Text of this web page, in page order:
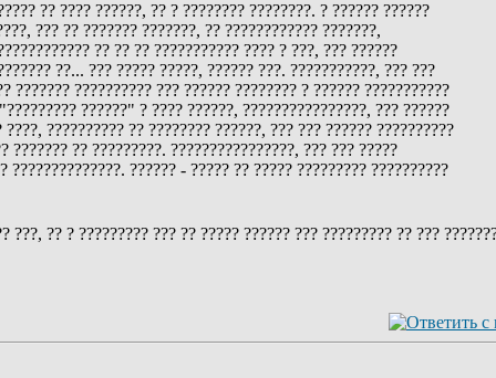
?? ???? ??????, ?? ? ???????? ????????. ? ?????? ??????
??? ?? ??????? ???????, ?? ???????????? ???????,
?? ?? ?? ??????????? ???? ? ???, ??? ??????
??... ??? ????? ?????, ?????? ???. ???????????, ??? ???
?????????? ??? ?????? ???????? ? ?????? ???????????
??????" ? ???? ??????, ????????????????, ??? ??????
?????????? ?? ???????? ??????, ??? ??? ?????? ??????????
??????? ?? ?????????. ????????????????, ??? ??? ?????
?????? - ????? ?? ????? ????????? ??????????
???, ?? ? ????????? ??? ?? ????? ?????? ??? ????????? ?? ???